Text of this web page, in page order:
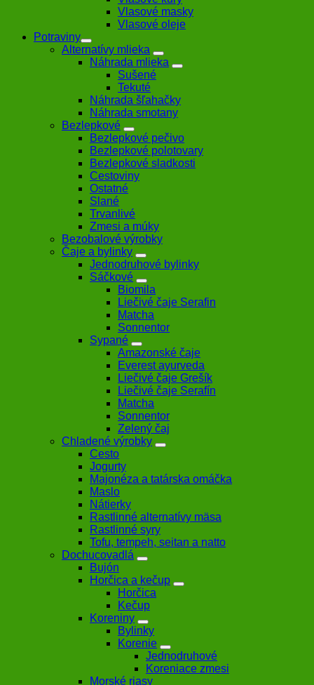
Vlasové masky
Vlasové oleje
Potraviny
Alternatívy mlieka
Náhrada mlieka
Sušené
Tekuté
Náhrada šľahačky
Náhrada smotany
Bezlepkové
Bezlepkové pečivo
Bezlepkové polotovary
Bezlepkové sladkosti
Cestoviny
Ostatné
Slané
Trvanlivé
Zmesi a múky
Bezobalové výrobky
Čaje a bylinky
Jednodruhové bylinky
Sáčkové
Biomila
Liečivé čaje Serafin
Matcha
Sonnentor
Sypané
Amazonské čaje
Everest ayurveda
Liečivé čaje Grešík
Liečivé čaje Serafín
Matcha
Sonnentor
Zelený čaj
Chladené výrobky
Cesto
Jogurty
Majonéza a tatárska omáčka
Maslo
Nátierky
Rastlinné alternatívy mäsa
Rastlinné syry
Tofu, tempeh, seitan a natto
Dochucovadlá
Bujón
Horčica a kečup
Horčica
Kečup
Koreniny
Bylinky
Korenie
Jednodruhové
Koreniace zmesi
Morské riasy